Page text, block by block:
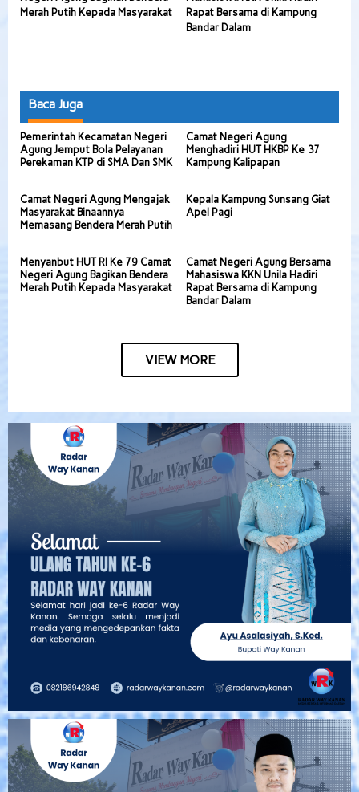
Merah Putih Kepada Masyarakat
Rapat Bersama di Kampung
Bandar Dalam
Baca Juga
Pemerintah Kecamatan Negeri
Agung Jemput Bola Pelayanan
Perekaman KTP di SMA Dan SMK
Camat Negeri Agung
Menghadiri HUT HKBP Ke 37
Kampung Kalipapan
Camat Negeri Agung Mengajak
Masyarakat Binaannya
Memasang Bendera Merah Putih
Kepala Kampung Sunsang Giat
Apel Pagi
Menyanbut HUT RI Ke 79 Camat
Negeri Agung Bagikan Bendera
Merah Putih Kepada Masyarakat
Camat Negeri Agung Bersama
Mahasiswa KKN Unila Hadiri
Rapat Bersama di Kampung
Bandar Dalam
VIEW MORE